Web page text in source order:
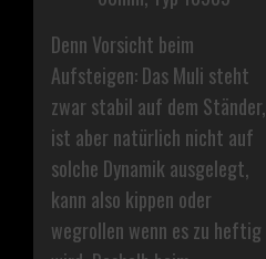
Denn Vorsicht beim
Aufsteigen: Das Muli steht
zwar stabil auf dem Ständer,
ist aber natürlich nicht auf
solche Dynamik ausgelegt,
kann also kippen oder
wegrollen wenn es zu heftig